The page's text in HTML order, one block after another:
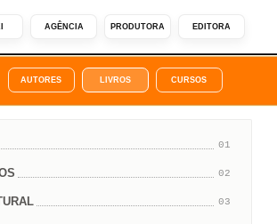
AGÊNCIA PRODUTORA EDITORA
AUTORES LIVROS CURSOS
01
02
03